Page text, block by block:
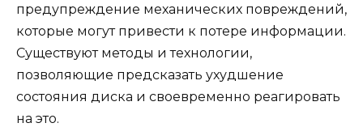
предупреждение механических повреждений,
которые могут привести к потере информации.
Существуют методы и технологии,
позволяющие предсказать ухудшение
состояния диска и своевременно реагировать
на это.